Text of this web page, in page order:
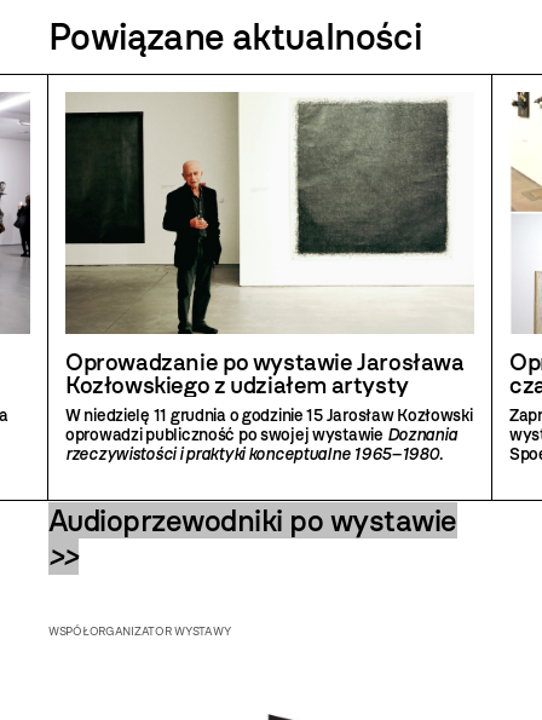
Powiązane aktualności
Oprowadzanie po wystawie Jarosława
Kozłowskiego z udziałem artysty
W niedzielę 11 grudnia o godzinie 15 Jarosław Kozłowski
oprowadzi publiczność po swojej wystawie Doznania
rzeczywistości i praktyki konceptualne 1965–1980.
Audioprzewodniki po wystawie
>>
WSPÓŁORGANIZATOR WYSTAWY